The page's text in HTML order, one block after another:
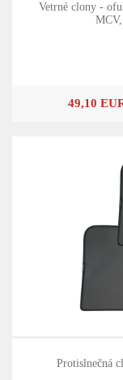
Vetrné clony -
49,10
Protislnečná